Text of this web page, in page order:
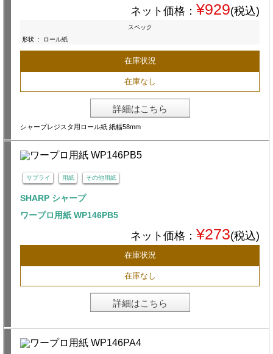
ネット価格： ¥929(税込)
スペック
形状 : ロール紙
在庫状況
在庫なし
詳細はこちら
シャープレジスタ用ロール紙 紙幅58mm
サプライ 用紙 その他用紙
SHARP シャープ
ワープロ用紙 WP146PB5
ネット価格： ¥273(税込)
在庫状況
在庫なし
詳細はこちら